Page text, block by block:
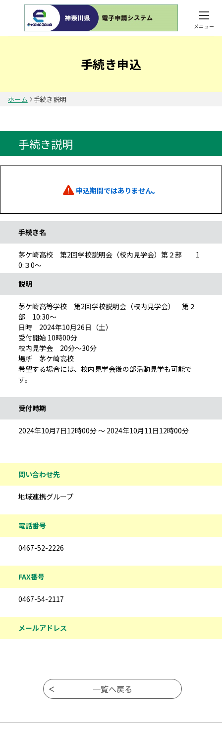
メニュー
手続き申込
ホーム 手続き説明
手続き説明
申込期間ではありません。
手続き名
茅ケ崎高校 第2回学校説明会（校内見学会）第２部 1
0:３0～
説明
茅ケ崎高等学校 第2回学校説明会（校内見学会） 第２
部 10:30～
日時 2024年10月26日（土）
受付開始 10時00分
校内見学会 20分～30分
場所 茅ケ崎高校
希望する場合には、校内見学会後の部活動見学も可能で
す。
受付時期
2024年10月7日12時00分 ～ 2024年10月11日12時00分
問い合わせ先
地域連携グループ
電話番号
0467-52-2226
FAX番号
0467-54-2117
メールアドレス